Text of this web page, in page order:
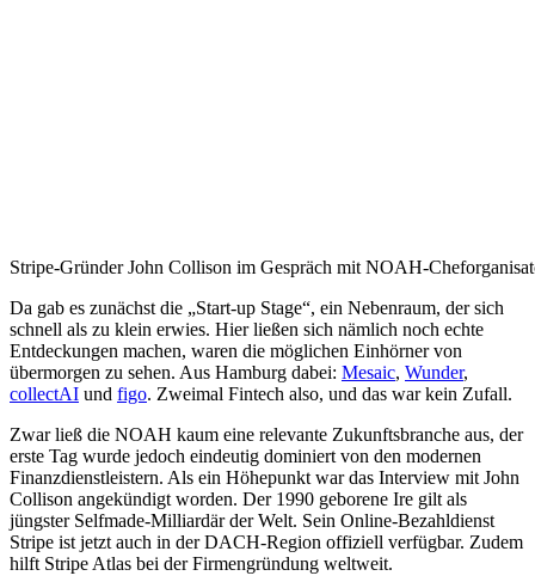
Stripe-Gründer John Collison im Gespräch mit NOAH-
Da gab es zunächst die „Start-up Stage“, ein Nebenraum, der sich
schnell als zu klein erwies. Hier ließen sich nämlich noch echte
Entdeckungen machen, waren die möglichen Einhörner von
übermorgen zu sehen. Aus Hamburg dabei: Mesaic, Wunder,
collectAI und figo. Zweimal Fintech also, und das war kein Zufall.
Zwar ließ die NOAH kaum eine relevante Zukunftsbranche aus, der
erste Tag wurde jedoch eindeutig dominiert von den modernen
Finanzdienstleistern. Als ein Höhepunkt war das Interview mit John
Collison angekündigt worden. Der 1990 geborene Ire gilt als
jüngster Selfmade-Milliardär der Welt. Sein Online-Bezahldienst
Stripe ist jetzt auch in der DACH-Region offiziell verfügbar. Zudem
hilft Stripe Atlas bei der Firmengründung weltweit.